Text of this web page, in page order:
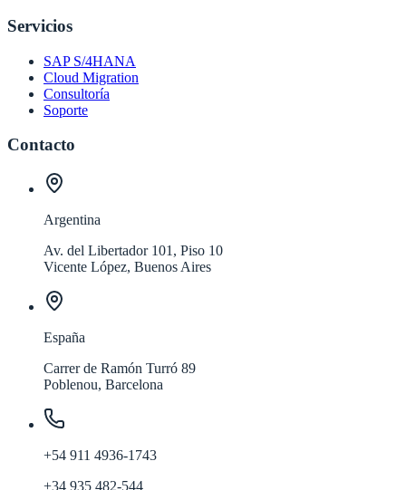
Servicios
SAP S/4HANA
Cloud Migration
Consultoría
Soporte
Contacto
Argentina
Av. del Libertador 101, Piso 10
Vicente López, Buenos Aires
España
Carrer de Ramón Turró 89
Poblenou, Barcelona
+54 911 4936-1743
+34 935 482-544